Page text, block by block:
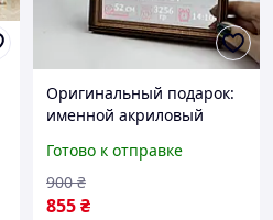
Оригинальный подарок:
именной акриловый
ребенка, печать детского
фото на акриле
Готово к отправке
855₴
900 ₴